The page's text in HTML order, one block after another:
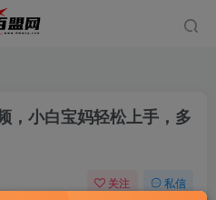
，小白宝妈轻松上手，多
关注 私信